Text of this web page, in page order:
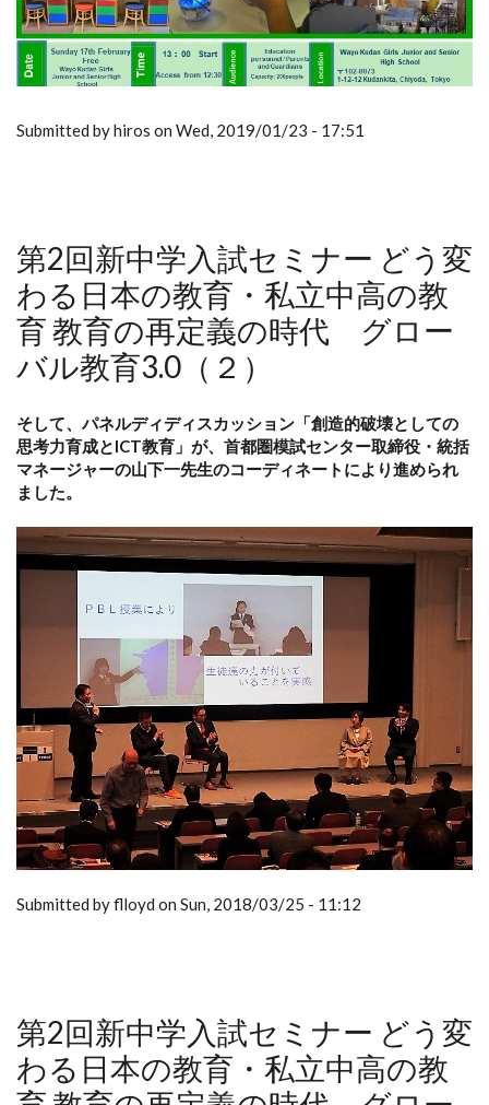
Submitted by hiros on Wed, 2019/01/23 - 17:51
第2回新中学入試セミナー どう変
わる日本の教育・私立中高の教
育 教育の再定義の時代 グロー
バル教育3.0（２）
そして、パネルディディスカッション「創造的破壊としての
思考力育成とICT教育」が、首都圏模試センター取締役・統括
マネージャーの山下一先生のコーディネートにより進められ
ました。
Submitted by flloyd on Sun, 2018/03/25 - 11:12
第2回新中学入試セミナー どう変
わる日本の教育・私立中高の教